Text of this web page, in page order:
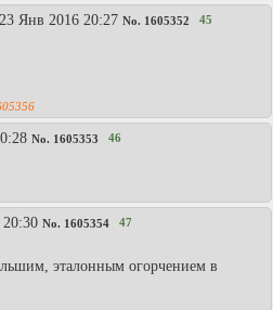
Янв 2016 20:27 No. 1605352 45
No. 1605353 46
No. 1605354 47
эталонным огорчением в